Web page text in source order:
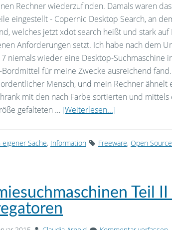
Rechner wiederzufinden. Damals waren
eingestellt - Copernic Desktop Search, an
welches jetzt xdot search heißt und stark
Anforderungen setzt. Ich habe nach dem
niemals wieder eine Desktop-Suchmaschine
für meine Zwecke ausreichend
Mensch, und mein Rechner ähnelt
mit den nach Farbe sortierten und mittels
gefalteten … [Weiterlesen...]
eigener Sache, Information Freeware, Open Source
Teil